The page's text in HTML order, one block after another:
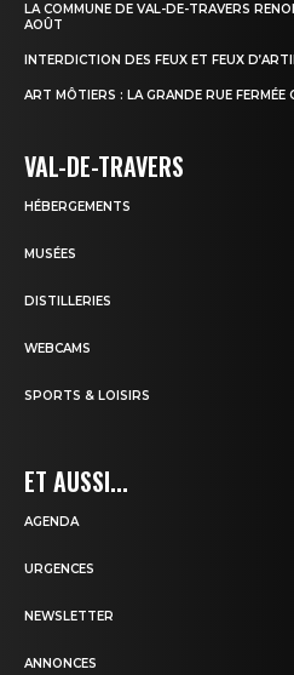
LA COMMUNE DE VAL-DE-TRAVERS
AOÛT
INTERDICTION DES FEUX ET FEUX
ART MÔTIERS : LA GRANDE RUE FERMÉE
VAL-DE-TRAVERS
HÉBERGEMENTS
MUSÉES
DISTILLERIES
WEBCAMS
SPORTS & LOISIRS
ET AUSSI...
AGENDA
URGENCES
NEWSLETTER
ANNONCES